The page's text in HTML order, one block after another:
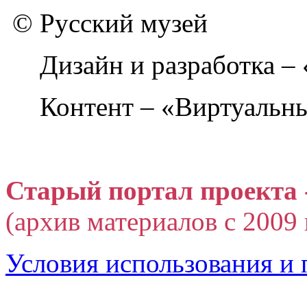
© Русский музей
Дизайн и разработка
Контент –
Старый портал
(архив материалов с
Условия использования